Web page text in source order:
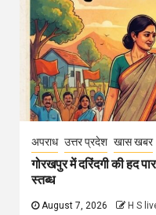
अपराध उत्तर प्रदेश खास खबर
गोरखपुर में दरिंदगी की हद
स्तब्ध
August 7, 2026 H S